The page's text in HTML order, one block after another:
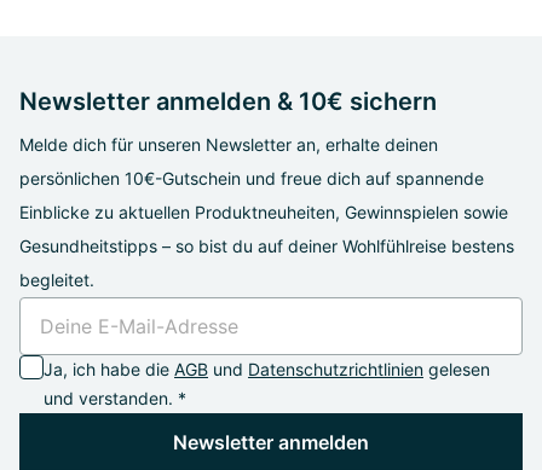
Newsletter anmelden & 10€ sichern
Melde dich für unseren Newsletter an, erhalte deinen
persönlichen 10€-Gutschein und freue dich auf spannende
Einblicke zu aktuellen Produktneuheiten, Gewinnspielen sowie
Gesundheitstipps – so bist du auf deiner Wohlfühlreise bestens
begleitet.
Ja, ich habe die AGB und Datenschutzrichtlinien gelesen
und verstanden. *
Newsletter anmelden